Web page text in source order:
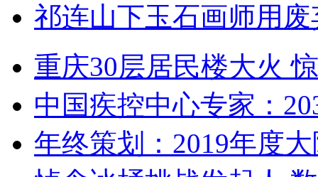
祁连山下玉石画师用
重庆30层居民楼大火
中国疾控中心专家：
年终策划：2019年度